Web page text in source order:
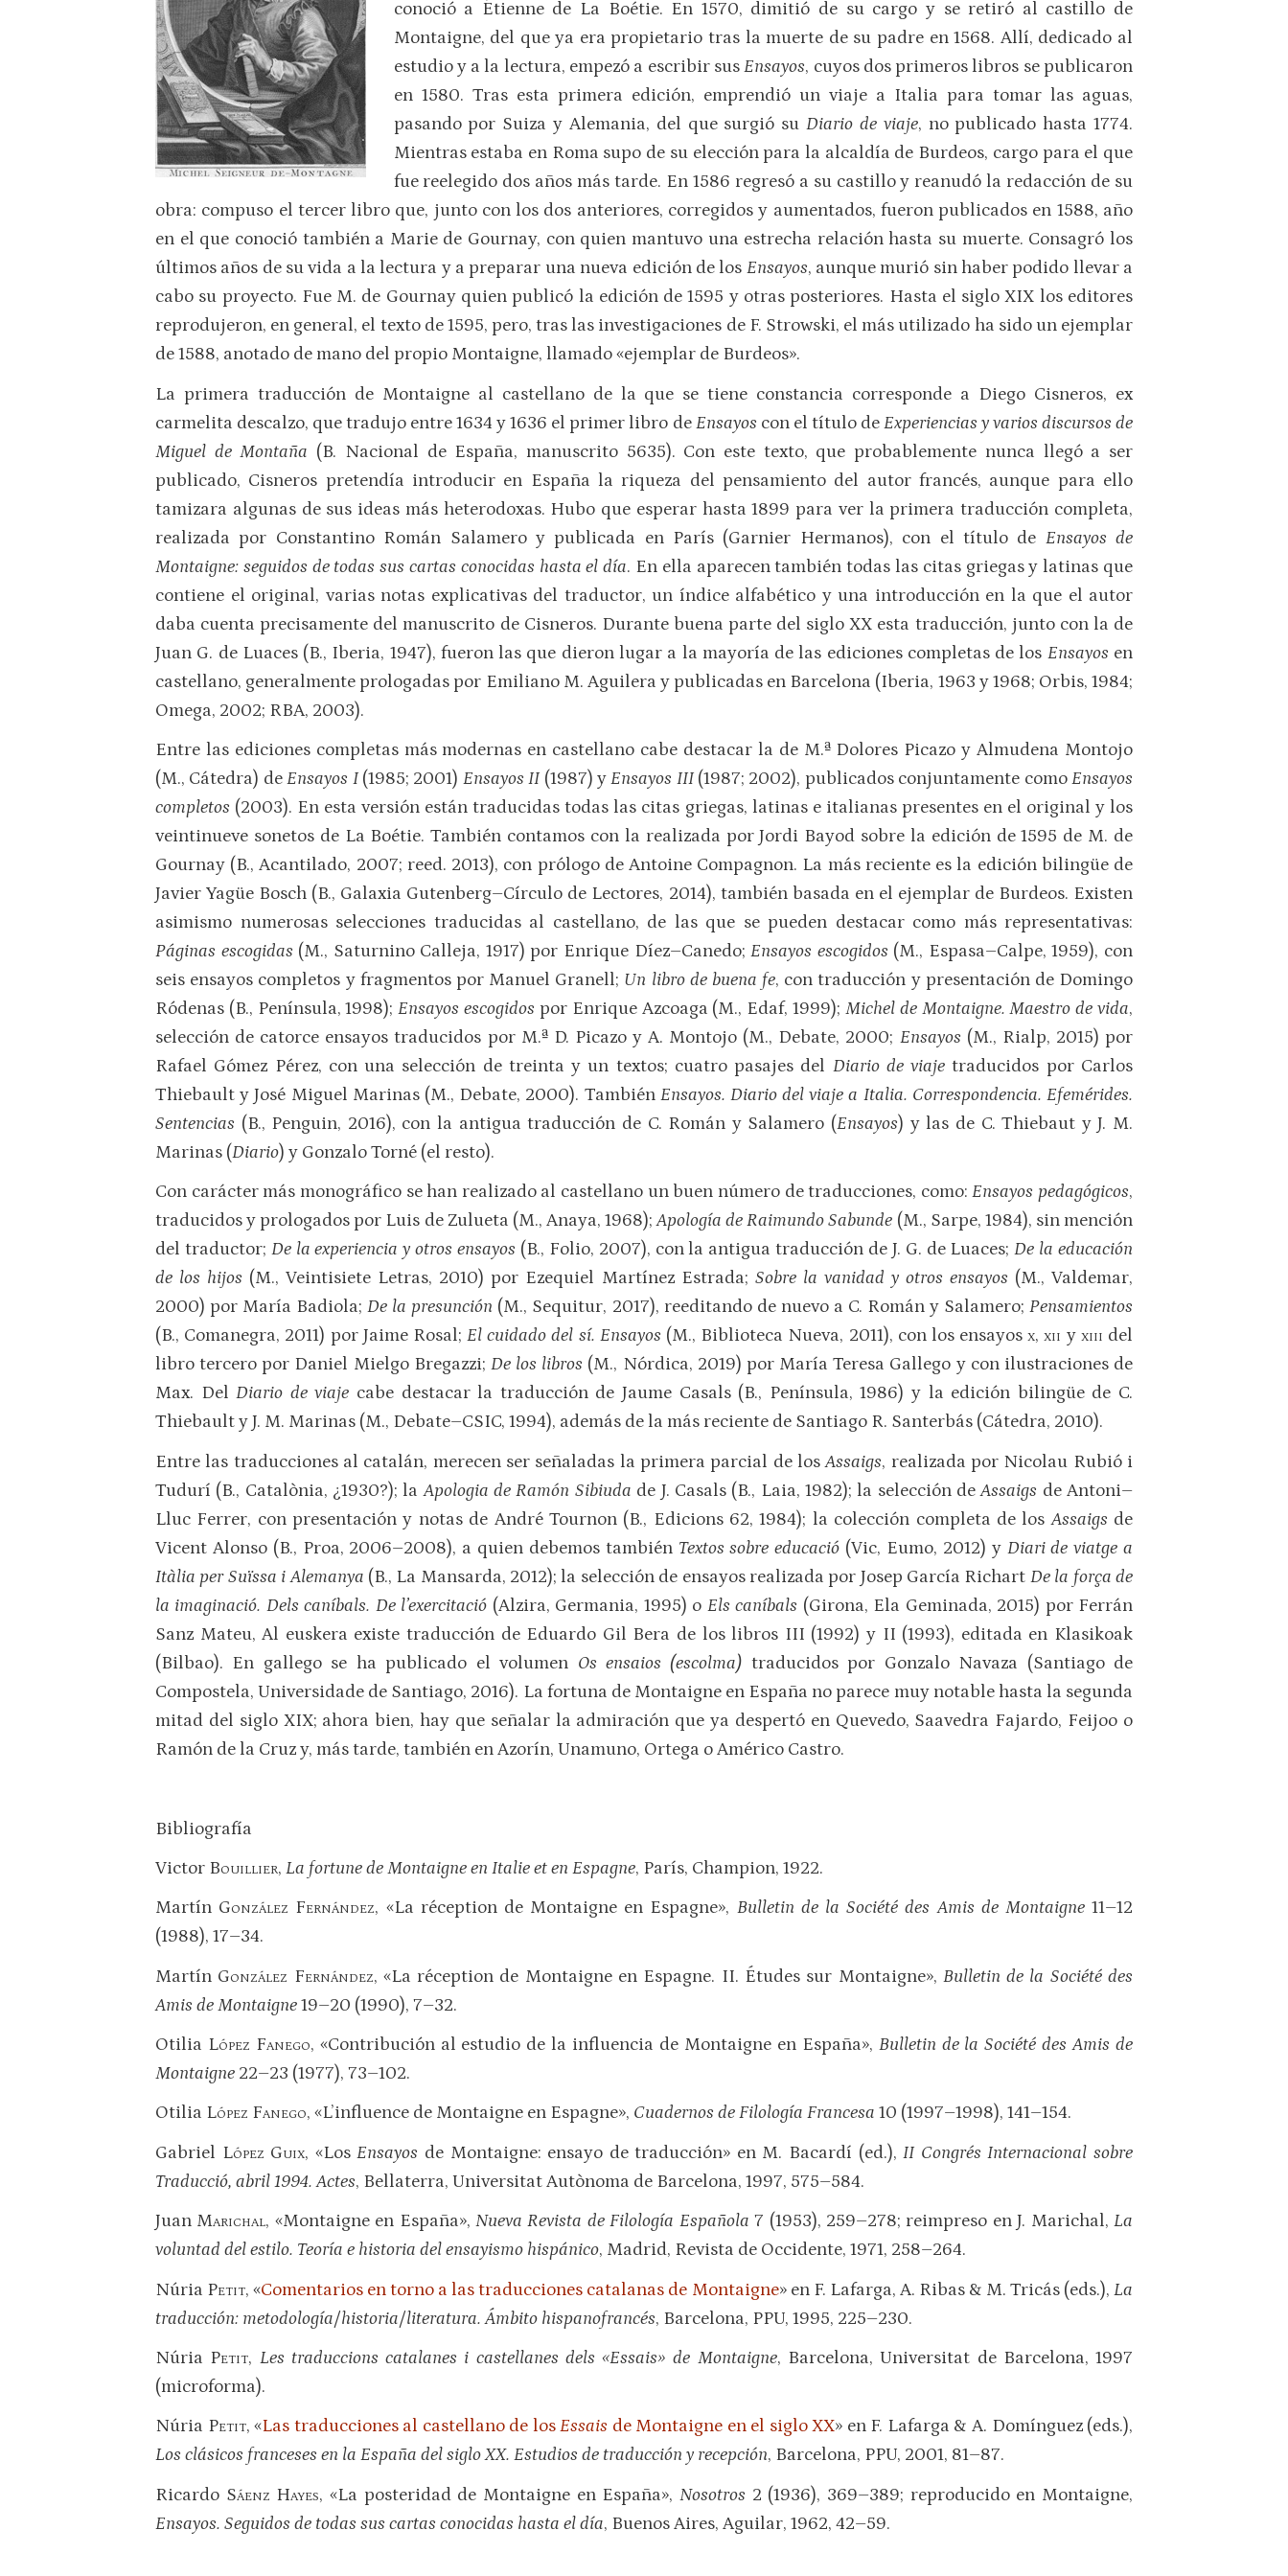
conoció a Étienne de La Boétie. En 1570, dimitió de su cargo y se retiró al castillo de
Montaigne, del que ya era propietario tras la muerte de su padre en 1568. Allí, dedicado al
estudio y a la lectura, empezó a escribir susEnsayos, cuyos dos primeros libros se publicaron
en 1580. Tras esta primera edición, emprendió un viaje a Italia para tomar las aguas,
pasando por Suiza y Alemania, del que surgió su Diario de viaje, no publicado hasta 1774.
Mientras estaba en Roma supo de su elección para la alcaldía de Burdeos, cargo para el que
fue reelegido dos años más tarde. En 1586 regresó a su castillo y reanudó la redacción de su
obra: compuso el tercer libro que, junto con los dos anteriores, corregidos y aumentados, fueron publicados en 1588, año
en el que conoció también a Marie de Gournay, con quien mantuvo una estrecha relación hasta su muerte. Consagró los
últimos años de su vida a la lectura y a preparar una nueva edición de los Ensayos, aunque murió sin haber podido llevar a
cabo su proyecto. Fue M. de Gournay quien publicó la edición de 1595 y otras posteriores. Hasta el siglo XIX los editores
reprodujeron, en general, el texto de 1595, pero, tras las investigaciones de F. Strowski, el más utilizado ha sido un ejemplar
de 1588, anotado de mano del propio Montaigne, llamado «ejemplar de Burdeos».
La primera traducción de Montaigne al castellano de la que se tiene constancia corresponde a Diego Cisneros, ex
carmelita descalzo, que tradujo entre 1634 y 1636 el primer libro deEnsayos con el título deExperiencias y varios discursos de
Miguel de Montaña (B. Nacional de España, manuscrito 5635). Con este texto, que probablemente nunca llegó a ser
publicado, Cisneros pretendía introducir en España la riqueza del pensamiento del autor francés, aunque para ello
tamizara algunas de sus ideas más heterodoxas. Hubo que esperar hasta 1899 para ver la primera traducción completa,
realizada por Constantino Román Salamero y publicada en París (Garnier Hermanos), con el título de Ensayos de
Montaigne: seguidos de todas sus cartas conocidas hasta el día. En ella aparecen también todas las citas griegas y latinas que
contiene el original, varias notas explicativas del traductor, un índice alfabético y una introducción en la que el autor
daba cuenta precisamente del manuscrito de Cisneros. Durante buena parte del siglo XX esta traducción, junto con la de
Juan G. de Luaces (B., Iberia, 1947), fueron las que dieron lugar a la mayoría de las ediciones completas de los Ensayos en
castellano, generalmente prologadas por Emiliano M. Aguilera y publicadas en Barcelona (Iberia, 1963 y 1968; Orbis, 1984;
Omega, 2002; RBA, 2003).
Entre las ediciones completas más modernas en castellano cabe destacar la de M.ª Dolores Picazo y Almudena Montojo
(M., Cátedra) deEnsayos I(1985; 2001) Ensayos II (1987) yEnsayos III(1987; 2002), publicados conjuntamente comoEnsayos
completos (2003). En esta versión están traducidas todas las citas griegas, latinas e italianas presentes en el original y los
veintinueve sonetos de La Boétie. También contamos con la realizada por Jordi Bayod sobre la edición de 1595 de M. de
Gournay (B., Acantilado, 2007; reed. 2013), con prólogo de Antoine Compagnon. La más reciente es la edición bilingüe de
Javier Yagüe Bosch (B., Galaxia Gutenberg–Círculo de Lectores, 2014), también basada en el ejemplar de Burdeos. Existen
asimismo numerosas selecciones traducidas al castellano, de las que se pueden destacar como más representativas:
Páginas escogidas (M., Saturnino Calleja, 1917) por Enrique Díez–Canedo;Ensayos escogidos (M., Espasa–Calpe, 1959), con
seis ensayos completos y fragmentos por Manuel Granell; Un libro de buena fe, con traducción y presentación de Domingo
Ródenas (B., Península, 1998);Ensayos escogidos por Enrique Azcoaga (M., Edaf, 1999); Michel de Montaigne. Maestro de vida,
selección de catorce ensayos traducidos por M.ª D. Picazo y A. Montojo (M., Debate, 2000; Ensayos (M., Rialp, 2015) por
Rafael Gómez Pérez, con una selección de treinta y un textos; cuatro pasajes del Diario de viajetraducidos por Carlos
Thiebault y José Miguel Marinas (M., Debate, 2000). También Ensayos. Diario del viaje a Italia. Correspondencia. Efemérides.
Sentencias (B., Penguin, 2016), con la antigua traducción de C. Román y Salamero (Ensayos) y las de C. Thiebaut y J. M.
Marinas (Diario) y Gonzalo Torné (el resto).
Con carácter más monográfico se han realizado al castellano un buen número de traducciones, como:Ensayos pedagógicos,
traducidos y prologados por Luis de Zulueta (M., Anaya, 1968);Apología de Raimundo Sabunde (M., Sarpe, 1984), sin mención
del traductor; De la experiencia y otros ensayos (B., Folio, 2007), con la antigua traducción de J. G. de Luaces;De la educación
de los hijos (M., Veintisiete Letras, 2010) por Ezequiel Martínez Estrada; Sobre la vanidad y otros ensayos (M., Valdemar,
2000) por María Badiola;De la presunción (M., Sequitur, 2017), reeditando de nuevo a C. Román y Salamero;Pensamientos
(B., Comanegra, 2011) por Jaime Rosal;El cuidado del sí. Ensayos (M., Biblioteca Nueva, 2011), con los ensayosx,xii y xiii del
libro tercero por Daniel Mielgo Bregazzi; De los libros (M., Nórdica, 2019) por María Teresa Gallego y con ilustraciones de
Max. DelDiario de viaje cabe destacar la traducción de Jaume Casals (B., Península, 1986) y la edición bilingüe de C.
Thiebault y J. M. Marinas (M., Debate–CSIC, 1994), además de la más reciente de Santiago R. Santerbás (Cátedra, 2010).
Entre las traducciones al catalán, merecen ser señaladas la primera parcial de losAssaigs, realizada por Nicolau Rubió i
Tudurí (B., Catalònia, ¿1930?); laApologia de Ramón Sibiuda de J. Casals (B., Laia, 1982); la selección deAssaigs de Antoni–
Lluc Ferrer, con presentación y notas de André Tournon (B., Edicions 62, 1984); la colección completa de losAssaigs de
Vicent Alonso (B., Proa, 2006–2008), a quien debemos también Textos sobre educació (Vic, Eumo, 2012) y Diari de viatge a
Itàlia per Suïssa i Alemanya (B., La Mansarda, 2012); la selección de ensayos realizada por Josep García Richart De la força de
la imaginació. Dels caníbals. De l’exercitació (Alzira, Germania, 1995) o Els caníbals (Girona, Ela Geminada, 2015) por Ferrán
Sanz Mateu, Al euskera existe traducción de Eduardo Gil Bera de los libros III (1992) y II (1993), editada en Klasikoak
(Bilbao). En gallego se ha publicado el volumen Os ensaios (escolma) traducidos por Gonzalo Navaza (Santiago de
Compostela, Universidade de Santiago, 2016). La fortuna de Montaigne en España no parece muy notable hasta la segunda
mitad del siglo XIX; ahora bien, hay que señalar la admiración que ya despertó en Quevedo, Saavedra Fajardo, Feijoo o
Ramón de la Cruz y, más tarde, también en Azorín, Unamuno, Ortega o Américo Castro.
Bibliografía
Victor Bouillier, La fortune de Montaigne en Italie et en Espagne, París, Champion, 1922.
Martín González Fernández, «La réception de Montaigne en Espagne», Bulletin de la Société des Amis de Montaigne11–12
(1988), 17–34.
Martín González Fernández, «La réception de Montaigne en Espagne. II. Études sur Montaigne», Bulletin de la Société des
Amis de Montaigne19–20 (1990), 7–32.
Otilia López Fanego, «Contribución al estudio de la influencia de Montaigne en España», Bulletin de la Société des Amis de
Montaigne 22–23 (1977), 73–102.
Otilia López Fanego, «L’influence de Montaigne en Espagne», Cuadernos de Filología Francesa 10 (1997–1998), 141–154.
Gabriel López Guix, «LosEnsayos de Montaigne: ensayo de traducción» en M. Bacardí (ed.),II Congrés Internacional sobre
Traducció, abril 1994. Actes, Bellaterra, Universitat Autònoma de Barcelona, 1997, 575–584.
Juan Marichal, «Montaigne en España»,Nueva Revista de Filología Española7 (1953), 259–278; reimpreso en J. Marichal,La
voluntad del estilo. Teoría e historia del ensayismo hispánico, Madrid, Revista de Occidente, 1971, 258–264.
Núria Petit, «Comentarios en torno a las traducciones catalanas de Montaigne» en F. Lafarga, A. Ribas & M. Tricás (eds.),La
traducción: metodología/historia/literatura. Ámbito hispanofrancés, Barcelona, PPU, 1995, 225–230.
Núria Petit, Les traduccions catalanes i castellanes dels «Essais» de Montaigne, Barcelona, Universitat de Barcelona, 1997
(microforma).
Núria Petit, «Las traducciones al castellano de losEssais de Montaigne en el siglo XX» en F. Lafarga & A. Domínguez (eds.),
Los clásicos franceses en la España del siglo XX. Estudios de traducción y recepción, Barcelona, PPU, 2001, 81–87.
Ricardo Sáenz Hayes, «La posteridad de Montaigne en España»,Nosotros 2 (1936), 369–389; reproducido en Montaigne,
Ensayos. Seguidos de todas sus cartas conocidas hasta el día, Buenos Aires, Aguilar, 1962, 42–59.